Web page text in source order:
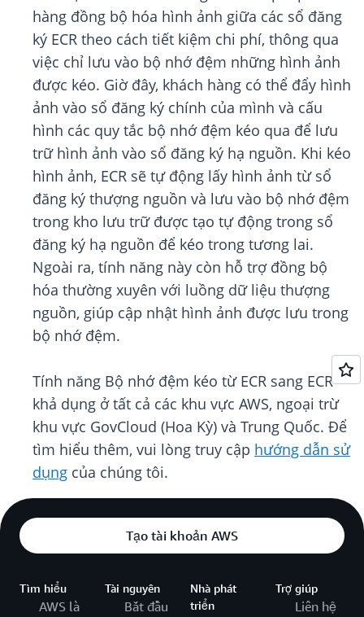
hàng đồng bộ hóa hình ảnh giữa các sổ đăng
ký ECR theo cách tiết kiệm chi phí, thông qua
việc chỉ lưu vào bộ nhớ đệm những hình ảnh
được kéo. Giờ đây, khách hàng có thể đẩy hình
ảnh vào sổ đăng ký chính của mình và cấu
hình các quy tắc bộ nhớ đệm kéo qua để lưu
trữ hình ảnh vào sổ đăng ký hạ nguồn. Khi kéo
hình ảnh, ECR sẽ tự động lấy hình ảnh từ sổ
đăng ký thượng nguồn và lưu vào bộ nhớ đệm
trong kho lưu trữ được tạo tự động trong sổ
đăng ký hạ nguồn để kéo trong tương lai.
Ngoài ra, tính năng này còn hỗ trợ đồng bộ
hóa thường xuyên với luồng dữ liệu thượng
nguồn, giúp cập nhật hình ảnh được lưu trong
bộ nhớ đệm.
Tính năng Bộ nhớ đệm kéo từ ECR sang ECR
khả dụng ở tất cả các khu vực AWS, ngoại trừ
khu vực GovCloud (Hoa Kỳ) và Trung Quốc. Để
tìm hiểu thêm, vui lòng truy cập hướng dẫn sử
dụng của chúng tôi.
Tạo tài khoản AWS
Tìm hiểu
AWS là
Tài nguyên
Bắt đầu
Nhà phát
triển
Trợ giúp
Liên hệ